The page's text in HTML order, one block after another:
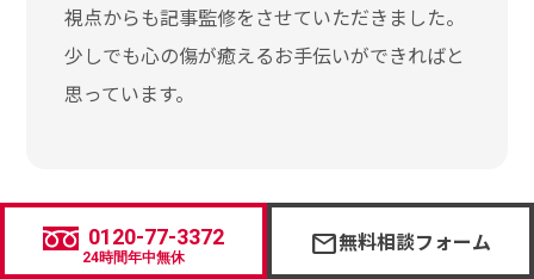
視点からも記事監修をさせていただきました。
少しでも心の傷が癒えるお手伝いができればと
思っています。
0120-77-3372
24時間年中無休 mail無料相談フォーム